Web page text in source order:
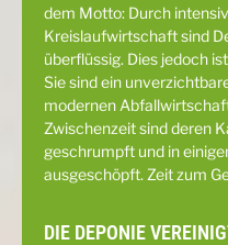
dem Motto: Durch
Kreislaufwirtschaft sind
überflüssig. Dies jedoch
Sie sind ein
modernen
Zwischenzeit sind deren
geschrumpft und in
ausgeschöpft. Zeit zum
DIE DEPONIE